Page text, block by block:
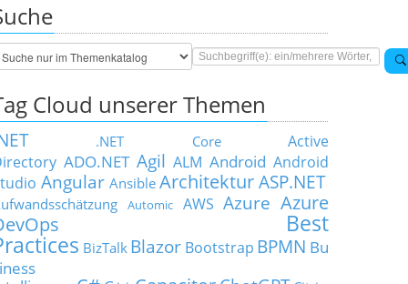
Cloud unserer Themen
.NET Core
Active
ADO.NET Agil ALM Android Android
Angular Ansible Architektur ASP.NET
Automic AWS Azure Azure
Best
BizTalk Blazor Bootstrap BPMN Bu